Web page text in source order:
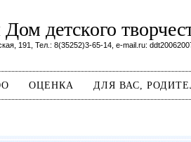
детского
191, Тел.: 8(35252)3-65-14, e-mail.ru:
ОЦЕНКА ДЛЯ ВАС,